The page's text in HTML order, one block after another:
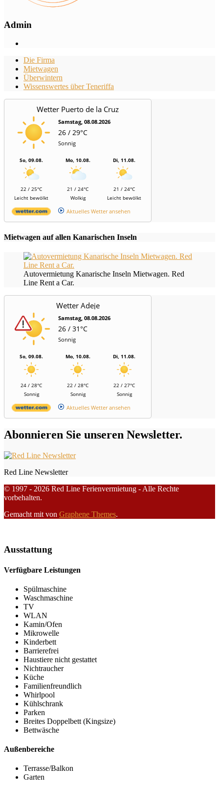
Admin
Die Firma
Mietwagen
Überwintern
Wissenswertes über Teneriffa
Wetter Puerto de la Cruz
Samstag, 08.08.2026
26 / 29°C
Sonnig
So, 09.08.
22 / 25°C
Leicht bewölkt
Mo, 10.08.
21 / 24°C
Wolkig
Di, 11.08.
21 / 24°C
Leicht bewölkt
Aktuelles Wetter ansehen
Mietwagen auf allen Kanarischen Inseln
Autovermietung Kanarische Inseln Mietwagen. Red
Line Rent a Car.
Wetter Adeje
Samstag, 08.08.2026
26 / 31°C
Sonnig
So, 09.08.
24 / 28°C
Sonnig
Mo, 10.08.
22 / 28°C
Sonnig
Di, 11.08.
22 / 27°C
Sonnig
Aktuelles Wetter ansehen
Abonnieren Sie unseren Newsletter.
Red Line Newsletter
© 1997 - 2026 Red Line Ferienvermietung - Alle Rechte
vorbehalten.
Gemacht mit von Graphene Themes.
Ausstattung
Verfügbare Leistungen
Spülmaschine
Waschmaschine
TV
WLAN
Kamin/Ofen
Mikrowelle
Kinderbett
Barrierefrei
Haustiere nicht gestattet
Nichtraucher
Küche
Familienfreundlich
Whirlpool
Kühlschrank
Parken
Breites Doppelbett (Kingsize)
Bettwäsche
Außenbereiche
Terrasse/Balkon
Garten